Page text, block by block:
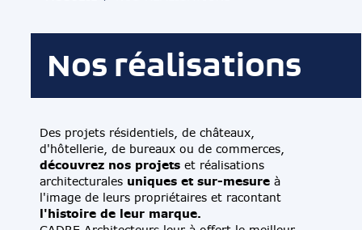
Nos réalisations
Des projets résidentiels, de châteaux,
d'hôtellerie, de bureaux ou de commerces,
découvrez nos projets et réalisations
architecturales uniques et sur-mesure à
l'image de leurs propriétaires et racontant
l'histoire de leur marque.